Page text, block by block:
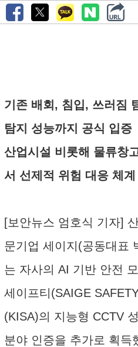
기존 배회, 침입, 쓰러짐
탐지 성능까지 공식 입증
산업시설 비롯해 물류창
서 선제적 위험 대응 체
[보안뉴스 엄호식 기자]
문기업 세이지(공동대표
는 자사의 AI 기반 안전
세이프티(SAIGE
(KISA)의 지능형 CCTV
분야 인증을 추가로 획득